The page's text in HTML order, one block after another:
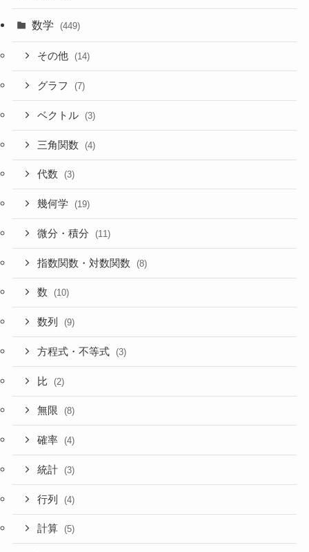
数学 (449)
その他 (14)
グラフ (7)
ベクトル (3)
三角関数 (4)
代数 (3)
幾何学 (19)
微分・積分 (11)
指数関数・対数関数 (8)
数 (10)
数列 (9)
方程式・不等式 (3)
比 (2)
無限 (8)
確率 (4)
統計 (3)
行列 (4)
計算 (5)